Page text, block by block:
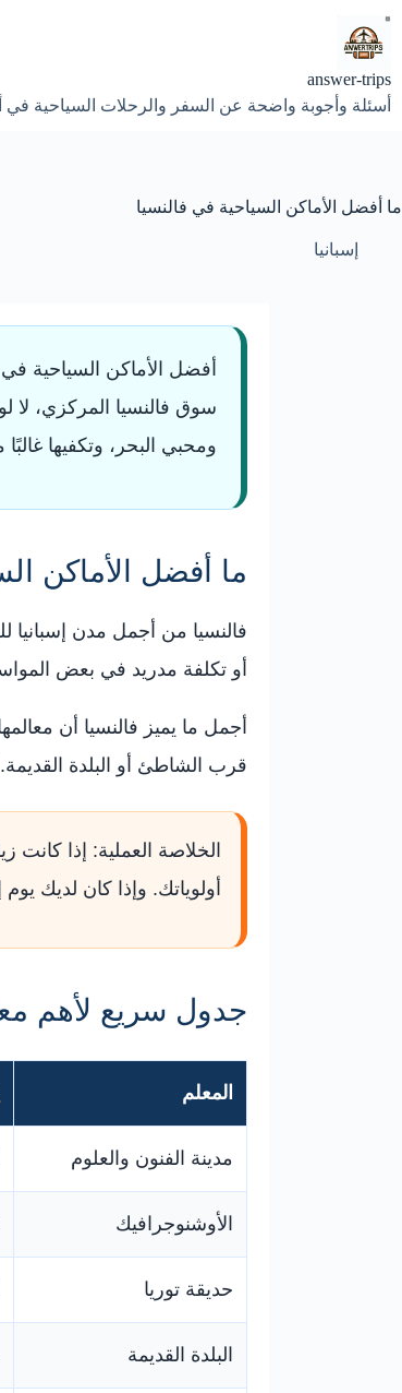
المحتوى
answer-trips
أسئلة وأجوبة واضحة عن السفر والرحلات السياحية في
ما أفضل الأماكن السياحية في فالنسيا
إسبانيا
أفضل الأماكن السياحية في
سوق فالنسيا المركزي، لا
ومحبي البحر، وتكفيها غالبًا من يومين إلى 3 أيام
ما أفضل الأماكن
فالنسيا من أجمل مدن إسبانيا
أو تكلفة مدريد في بعض
أجمل ما يميز فالنسيا أن
قرب الشاطئ أو البلدة
الخلاصة العملية: إذا
أولوياتك. وإذا كان لديك
جدول سريع لأهم
المعلم
مدينة الفنون والعلوم
الأوشنوجرافيك
حديقة توريا
البلدة القديمة